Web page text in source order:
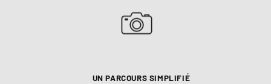
UN PARCOURS SIMPLIFIÉ